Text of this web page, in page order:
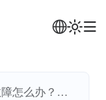
网站服务器常见故障怎么办？原因及处理方法